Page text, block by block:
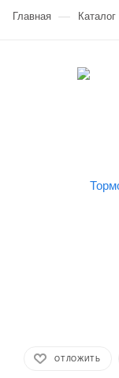
Главная — Каталог
ОТЛОЖИТЬ